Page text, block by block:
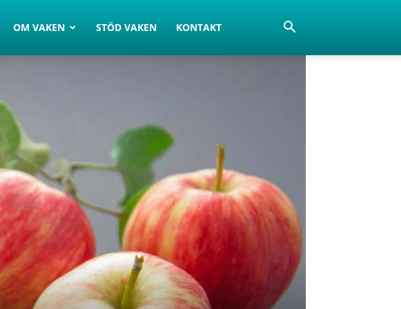
OM VAKEN STÖD VAKEN KONTAKT